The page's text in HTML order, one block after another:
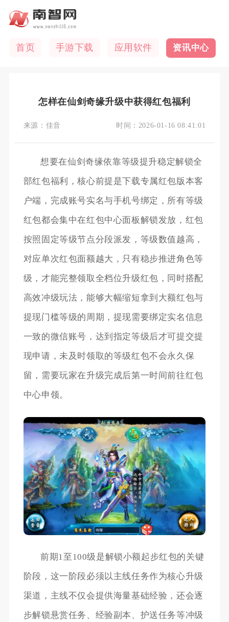
首页 手游下载 应用软件 资讯中心
怎样在仙剑奇缘升级中获得红包福利
来源： 佳音 时间： 2026-01-16 08:41:01
想要在仙剑奇缘依靠等级提升稳定解锁全
部红包福利，核心前提是下载专属红包版本客
户端，完成账号实名与手机号绑定，所有等级
红包都会集中在红包中心面板解锁发放，红包
按照固定等级节点分段派发，等级数值越高，
对应单次红包面额越大，只有稳步推进角色等
级，才能完整领取全档位升级红包，同时搭配
高效冲级玩法，能够大幅缩短拿到大额红包与
提现门槛等级的周期，提现需要绑定实名信息
一致的微信账号，达到指定等级后才可提交提
现申请，未及时领取的等级红包不会永久保
留，需要玩家在升级完成后第一时间前往红包
中心申领。
前期1至100级是解锁小额起步红包的关键
阶段，这一阶段必须以主线任务作为核心升级
渠道，主线不仅会提供海量基础经验，还会逐
步解锁悬赏任务、经验副本、护送任务等冲级